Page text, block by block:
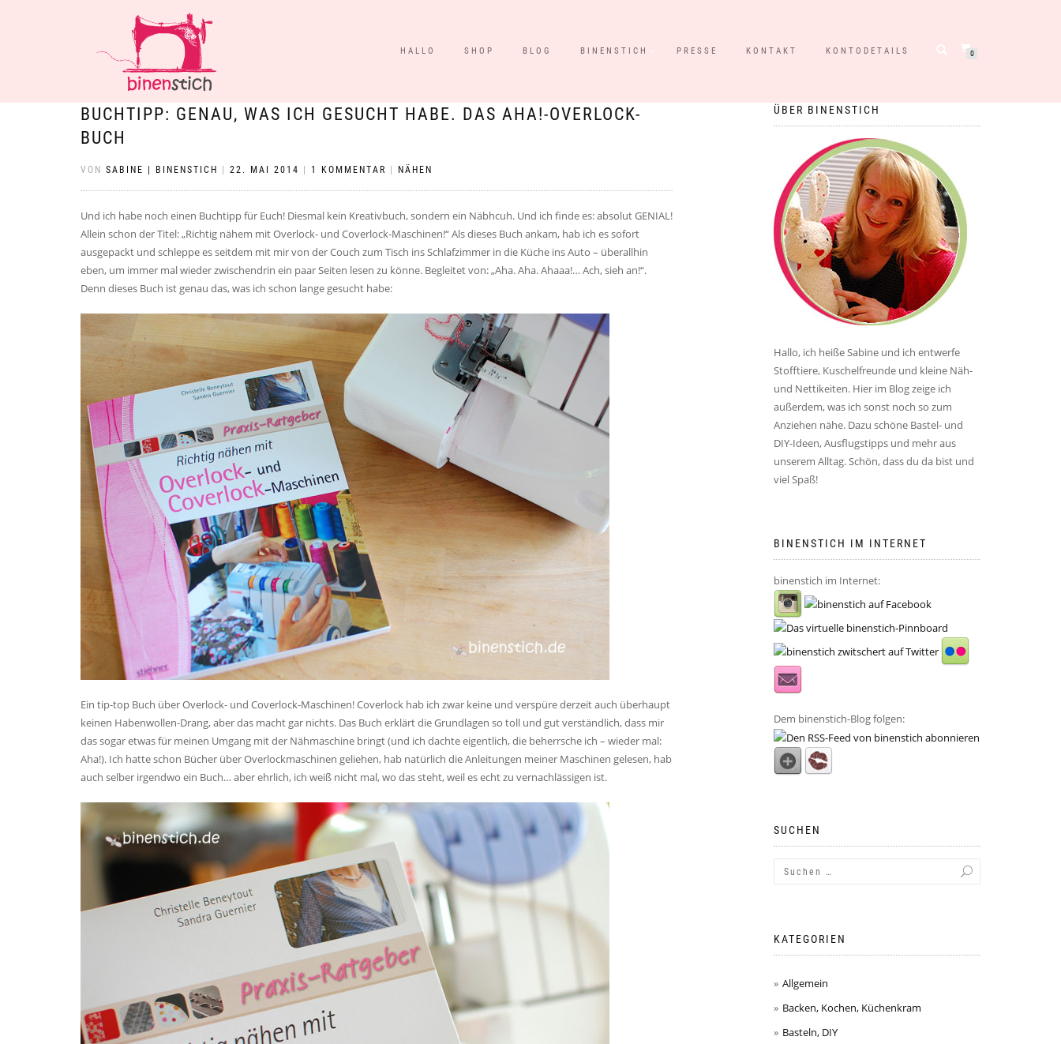
HALLO SHOP BLOG BINENSTICH PRESSE KONTAKT KONTODETAILS 0
BUCHTIPP: GENAU, WAS ICH GESUCHT HABE. DAS AHA!-OVERLOCK-
BUCH
VON SABINE | BINENSTICH 22. MAI 2014 1 KOMMENTAR NÄHEN
Und ich habe noch einen Buchtipp für Euch! Diesmal kein Kreativbuch, sondern ein Näbhcuh. Und ich finde es: absolut GENIAL!
Allein schon der Titel: „Richtig nähem mit Overlock- und Coverlock-Maschinen!“ Als dieses Buch ankam, hab ich es sofort
ausgepackt und schleppe es seitdem mit mir von der Couch zum Tisch ins Schlafzimmer in die Küche ins Auto – überallhin
eben, um immer mal wieder zwischendrin ein paar Seiten lesen zu könne. Begleitet von: „Aha. Aha. Ahaaa!… Ach, sieh an!“.
Denn dieses Buch ist genau das, was ich schon lange gesucht habe:
Ein tip-top Buch über Overlock- und Coverlock-Maschinen! Coverlock hab ich zwar keine und verspüre derzeit auch überhaupt
keinen Habenwollen-Drang, aber das macht gar nichts. Das Buch erklärt die Grundlagen so toll und gut verständlich, dass mir
das sogar etwas für meinen Umgang mit der Nähmaschine bringt (und ich dachte eigentlich, die beherrsche ich – wieder mal:
Aha!). Ich hatte schon Bücher über Overlockmaschinen geliehen, hab natürlich die Anleitungen meiner Maschinen gelesen, hab
auch selber irgendwo ein Buch… aber ehrlich, ich weiß nicht mal, wo das steht, weil es echt zu vernachlässigen ist.
ÜBER BINENSTICH
Hallo, ich heiße Sabine und ich entwerfe
Stofftiere, Kuschelfreunde und kleine Näh-
und Nettikeiten. Hier im Blog zeige ich
außerdem, was ich sonst noch so zum
Anziehen nähe. Dazu schöne Bastel- und
DIY-Ideen, Ausflugstipps und mehr aus
unserem Alltag. Schön, dass du da bist und
viel Spaß!
BINENSTICH IM INTERNET
binenstich im Internet:
Dem binenstich-Blog folgen:
SUCHEN
KATEGORIEN
Allgemein
Backen, Kochen, Küchenkram
Basteln, DIY